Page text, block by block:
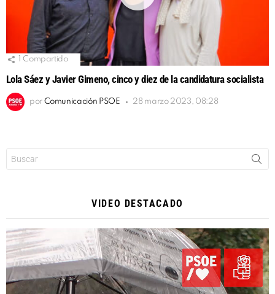
Compartido
Lola Sáez y Javier Gimeno, cinco y diez de la candidatura socialista
por Comunicación PSOE 28 marzo 2023, 08:28
VIDEO DESTACADO
Reproductor
de
vídeo